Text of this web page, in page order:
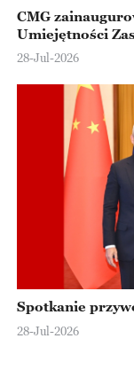
CMG
Umiejętności
28-Jul-2026
Spotkanie
28-Jul-2026